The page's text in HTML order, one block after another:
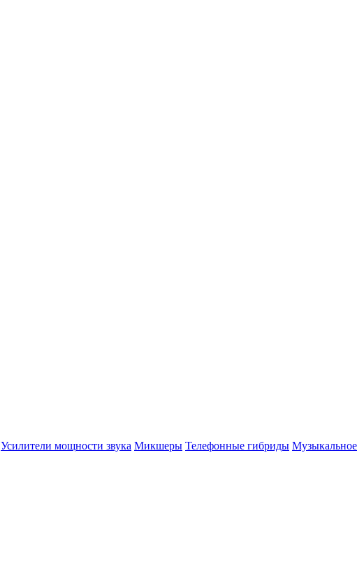
Усилители мощности звука Микшеры Телефонные гибриды Музыкальное